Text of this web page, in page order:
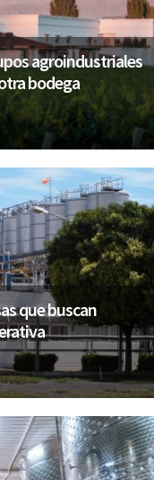
agroindustriales
bodega
que buscan